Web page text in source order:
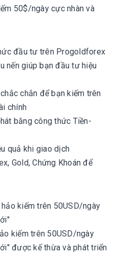
50$/ngày cực nhàn và
đầu tư trên Progoldforex
nến giúp bạn đầu tư hiệu
chắn để bạn kiếm trên
chính
bằng công thức Tiền-
quả khi giao dịch
Gold, Chứng Khoán để
kiếm trên 50USD/ngày
kiếm trên 50USD/ngày
được kế thừa và phát triển